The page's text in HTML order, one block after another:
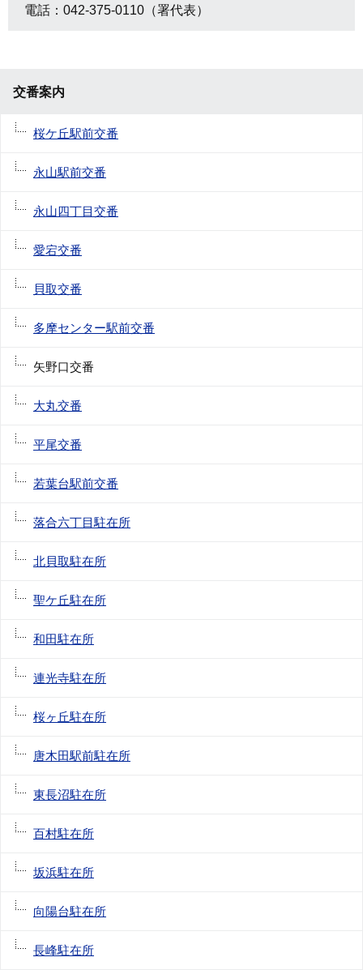
電話：042-375-0110（署代表）
交番案内
桜ケ丘駅前交番
永山駅前交番
永山四丁目交番
愛宕交番
貝取交番
多摩センター駅前交番
矢野口交番
大丸交番
平尾交番
若葉台駅前交番
落合六丁目駐在所
北貝取駐在所
聖ケ丘駐在所
和田駐在所
連光寺駐在所
桜ヶ丘駐在所
唐木田駅前駐在所
東長沼駐在所
百村駐在所
坂浜駐在所
向陽台駐在所
長峰駐在所